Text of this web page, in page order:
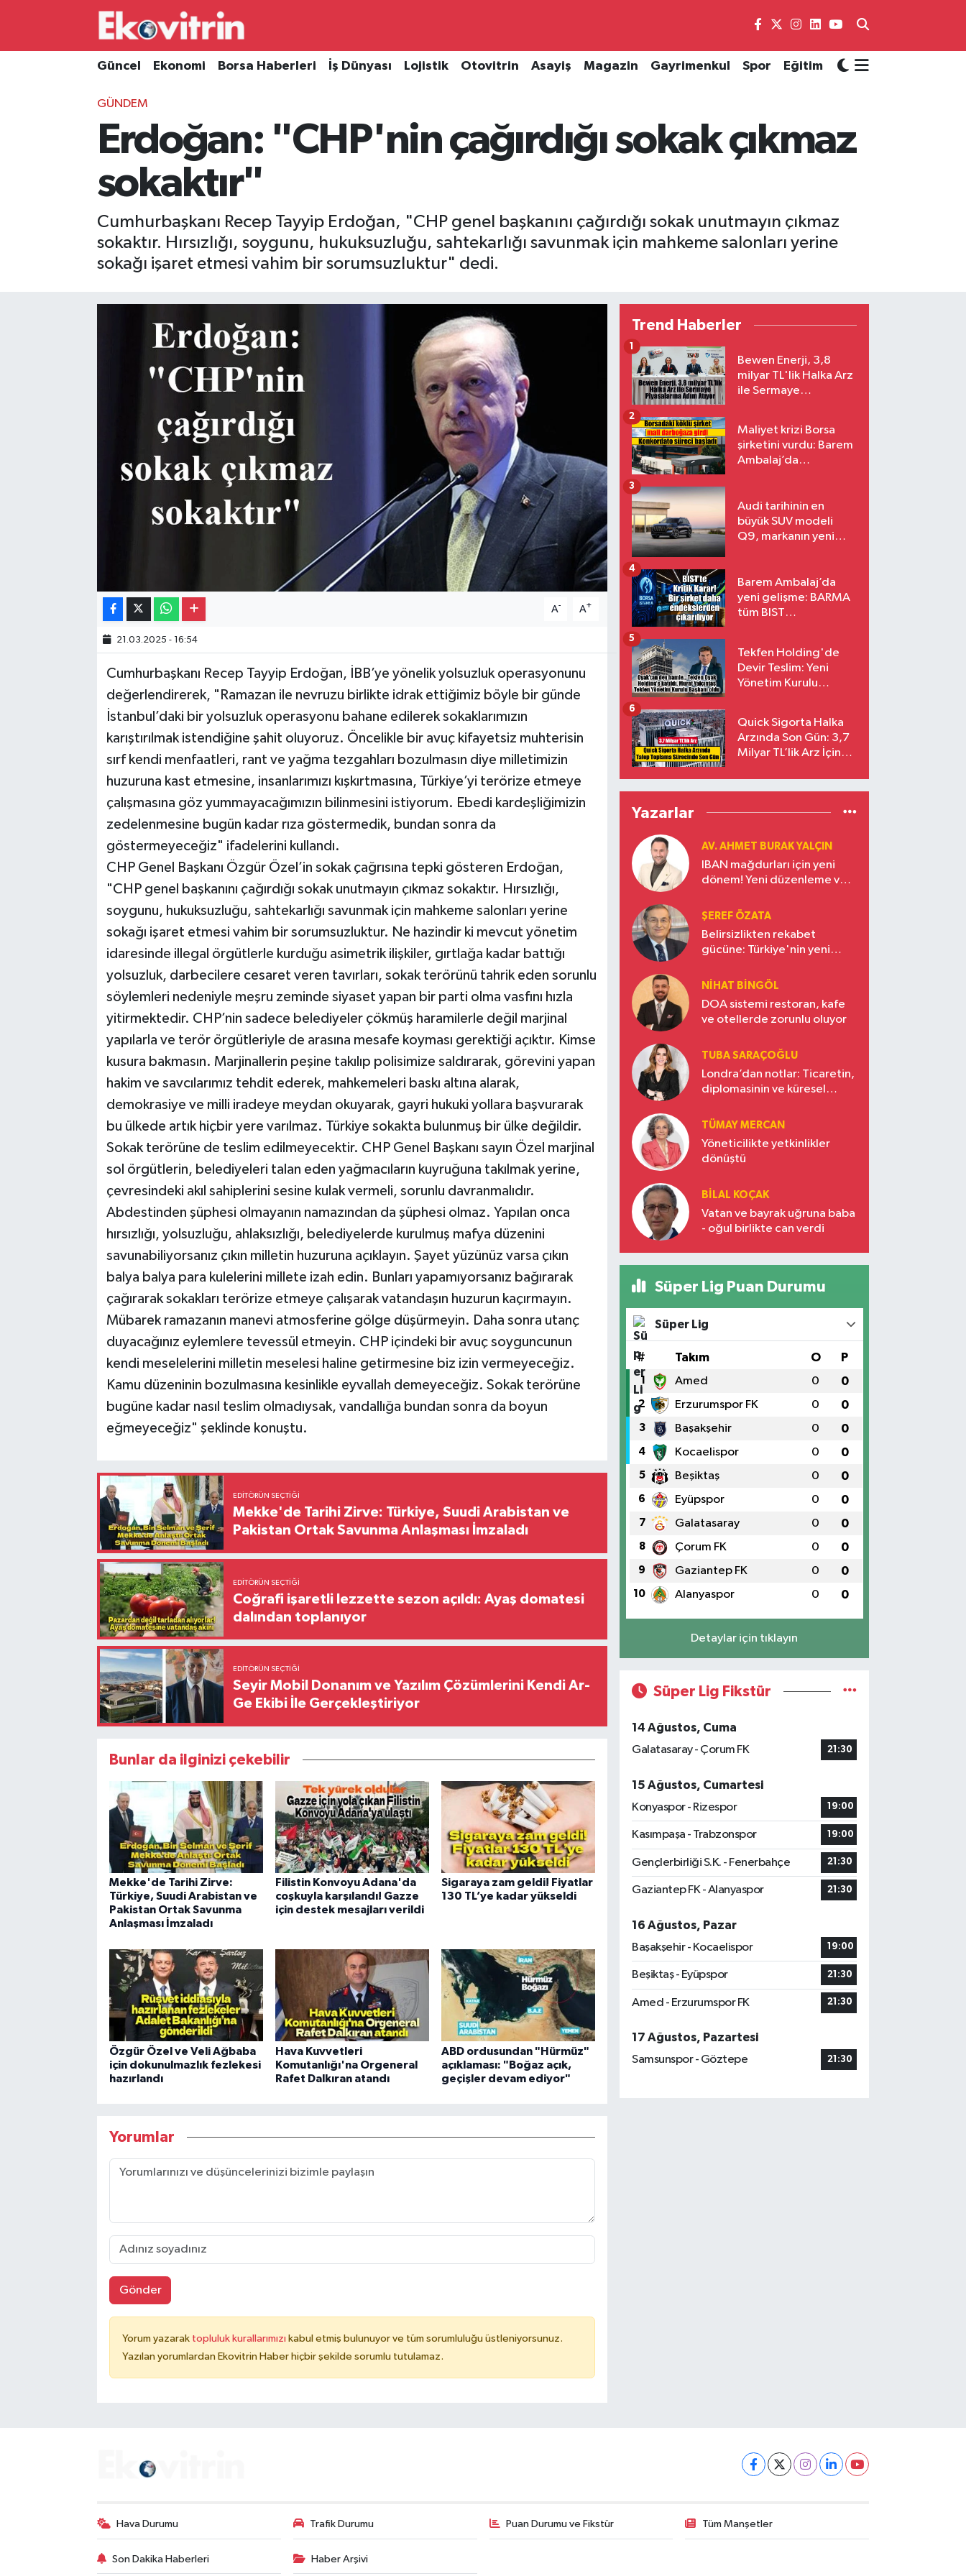
Güncel Ekonomi Borsa Haberleri İş Dünyası Lojistik Otovitrin Asayiş Magazin Gayrimenkul Spor Eğitim
GÜNDEM
Erdoğan: "CHP'nin çağırdığı sokak çıkmaz
sokaktır"
Cumhurbaşkanı Recep Tayyip Erdoğan, "CHP genel başkanını çağırdığı sokak unutmayın çıkmaz
sokaktır. Hırsızlığı, soygunu, hukuksuzluğu, sahtekarlığı savunmak için mahkeme salonları yerine
sokağı işaret etmesi vahim bir sorumsuzluktur" dedi.
A- A+
21.03.2025 - 16:54
Cumhurbaşkanı Recep Tayyip Erdoğan, İBB’ye yönelik yolsuzluk operasyonunu
değerlendirerek, "Ramazan ile nevruzu birlikte idrak ettiğimiz böyle bir günde
İstanbul’daki bir yolsuzluk operasyonu bahane edilerek sokaklarımızın
karıştırılmak istendiğine şahit oluyoruz. Öncelikle bir avuç kifayetsiz muhterisin
sırf kendi menfaatleri, rant ve yağma tezgahları bozulmasın diye milletimizin
huzuruna kast etmesine, insanlarımızı kışkırtmasına, Türkiye’yi terörize etmeye
çalışmasına göz yummayacağımızın bilinmesini istiyorum. Ebedi kardeşliğimizin
zedelenmesine bugün kadar rıza göstermedik, bundan sonra da
göstermeyeceğiz" ifadelerini kullandı.
CHP Genel Başkanı Özgür Özel’in sokak çağrısına tepki gösteren Erdoğan,
"CHP genel başkanını çağırdığı sokak unutmayın çıkmaz sokaktır. Hırsızlığı,
soygunu, hukuksuzluğu, sahtekarlığı savunmak için mahkeme salonları yerine
sokağı işaret etmesi vahim bir sorumsuzluktur. Ne hazindir ki mevcut yönetim
idaresinde illegal örgütlerle kurduğu asimetrik ilişkiler, gırtlağa kadar battığı
yolsuzluk, darbecilere cesaret veren tavırları, sokak terörünü tahrik eden sorunlu
söylemleri nedeniyle meşru zeminde siyaset yapan bir parti olma vasfını hızla
yitirmektedir. CHP’nin sadece belediyeler çökmüş haramilerle değil marjinal
yapılarla ve terör örgütleriyle de arasına mesafe koyması gerektiği açıktır. Kimse
kusura bakmasın. Marjinallerin peşine takılıp polisimize saldırarak, görevini yapan
hakim ve savcılarımız tehdit ederek, mahkemeleri baskı altına alarak,
demokrasiye ve milli iradeye meydan okuyarak, gayri hukuki yollara başvurarak
bu ülkede artık hiçbir yere varılmaz. Türkiye sokakta bulunmuş bir ülke değildir.
Sokak terörüne de teslim edilmeyecektir. CHP Genel Başkanı sayın Özel marjinal
sol örgütlerin, belediyeleri talan eden yağmacıların kuyruğuna takılmak yerine,
çevresindeki akıl sahiplerini sesine kulak vermeli, sorunlu davranmalıdır.
Abdestinden şüphesi olmayanın namazından da şüphesi olmaz. Yapılan onca
hırsızlığı, yolsuzluğu, ahlaksızlığı, belediyelerde kurulmuş mafya düzenini
savunabiliyorsanız çıkın milletin huzuruna açıklayın. Şayet yüzünüz varsa çıkın
balya balya para kulelerini millete izah edin. Bunları yapamıyorsanız bağırarak
çağırarak sokakları terörize etmeye çalışarak vatandaşın huzurun kaçırmayın.
Mübarek ramazanın manevi atmosferine gölge düşürmeyin. Daha sonra utanç
duyacağınız eylemlere tevessül etmeyin. CHP içindeki bir avuç soyguncunun
kendi meselelerini milletin meselesi haline getirmesine biz izin vermeyeceğiz.
Kamu düzeninin bozulmasına kesinlikle eyvallah demeyeceğiz. Sokak terörüne
bugüne kadar nasıl teslim olmadıysak, vandallığa bundan sonra da boyun
eğmeyeceğiz" şeklinde konuştu.
EDITÖRÜN SEÇTIĞI
Mekke'de Tarihi Zirve: Türkiye, Suudi Arabistan ve
Pakistan Ortak Savunma Anlaşması İmzaladı
EDITÖRÜN SEÇTIĞI
Coğrafi işaretli lezzette sezon açıldı: Ayaş domatesi
dalından toplanıyor
EDITÖRÜN SEÇTIĞI
Seyir Mobil Donanım ve Yazılım Çözümlerini Kendi Ar-
Ge Ekibi İle Gerçekleştiriyor
Bunlar da ilginizi çekebilir
Mekke'de Tarihi Zirve:
Türkiye, Suudi Arabistan ve
Pakistan Ortak Savunma
Anlaşması İmzaladı
Filistin Konvoyu Adana'da
coşkuyla karşılandı! Gazze
için destek mesajları verildi
Sigaraya zam geldi! Fiyatlar
130 TL’ye kadar yükseldi
Özgür Özel ve Veli Ağbaba
için dokunulmazlık fezlekesi
hazırlandı
Hava Kuvvetleri
Komutanlığı'na Orgeneral
Rafet Dalkıran atandı
ABD ordusundan "Hürmüz"
açıklaması: "Boğaz açık,
geçişler devam ediyor"
Yorumlar
Gönder
Yorum yazarak topluluk kurallarımızı kabul etmiş bulunuyor ve tüm sorumluluğu üstleniyorsunuz.
Yazılan yorumlardan Ekovitrin Haber hiçbir şekilde sorumlu tutulamaz.
Trend Haberler
Bewen Enerji, 3,8
milyar TL'lik Halka Arz
ile Sermaye
1
Maliyet krizi Borsa
şirketini vurdu: Barem
Ambalaj’da
2
Audi tarihinin en
büyük SUV modeli
Q9, markanın yeni
3
Barem Ambalaj’da
yeni gelişme: BARMA
tüm BIST
4
Tekfen Holding'de
Devir Teslim: Yeni
Yönetim Kurulu
5
Quick Sigorta Halka
Arzında Son Gün: 3,7
Milyar TL’lik Arz İçin
Eriyor
6
Yazarlar
AV. AHMET BURAK YALÇIN
IBAN mağdurları için yeni
dönem! Yeni düzenleme ve
ŞEREF ÖZATA
Belirsizlikten rekabet
gücüne: Türkiye'nin yeni
NIHAT BINGÖL
DOA sistemi restoran, kafe
ve otellerde zorunlu oluyor
TUBA SARAÇOĞLU
Londra’dan notlar: Ticaretin,
diplomasinin ve küresel
Türkiye’nin yükselen gücü
TÜMAY MERCAN
Yöneticilikte yetkinlikler
dönüştü
BILAL KOÇAK
Vatan ve bayrak uğruna baba
- oğul birlikte can verdi
Süper Lig Puan Durumu
Süper Lig
# Takım O P
1 Amed 0 0
2 Erzurumspor FK 0 0
3 Başakşehir 0 0
4 Kocaelispor 0 0
5 Beşiktaş 0 0
6 Eyüpspor 0 0
7 Galatasaray 0 0
8 Çorum FK 0 0
9 Gaziantep FK 0 0
10 Alanyaspor 0 0
Detaylar için tıklayın
Süper Lig Fikstür
14 Ağustos, Cuma
Galatasaray - Çorum FK
21:30
15 Ağustos, Cumartesi
Konyaspor - Rizespor
19:00
Kasımpaşa - Trabzonspor 19:00
Gençlerbirliği S.K. - Fenerbahçe 21:30
Gaziantep FK - Alanyaspor 21:30
16 Ağustos, Pazar
Başakşehir - Kocaelispor
19:00
Beşiktaş - Eyüpspor 21:30
Amed - Erzurumspor FK 21:30
17 Ağustos, Pazartesi
Samsunspor - Göztepe
21:30
Hava Durumu Trafik Durumu Puan Durumu ve Fikstür Tüm Manşetler
Son Dakika Haberleri Haber Arşivi
Güncel
Borsa Haberleri
Hava Durumu
Süper Lig Puan Durumu ve Fikstür
Son Dakika Haberleri
Haber Arşivi